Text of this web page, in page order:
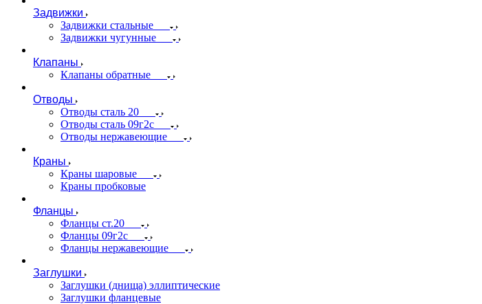
Задвижки
Задвижки стальные
Задвижки чугунные
Клапаны
Клапаны обратные
Отводы
Отводы сталь 20
Отводы сталь 09г2с
Отводы нержавеющие
Краны
Краны шаровые
Краны пробковые
Фланцы
Фланцы ст.20
Фланцы 09г2с
Фланцы нержавеющие
Заглушки
Заглушки (днища) эллиптические
Заглушки фланцевые